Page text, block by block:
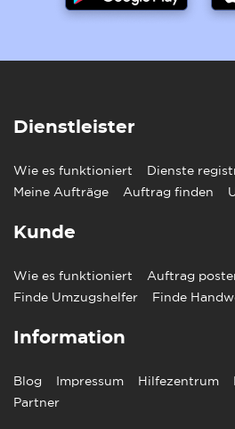
Dienstleister
Wie es funktioniert Dienste
Meine Aufträge
Auftrag finden
Kunde
Wie es funktioniert Auftrag
Finde Umzugshelfer
Finde
Information
Blog Impressum Hilfezentrum
Partner